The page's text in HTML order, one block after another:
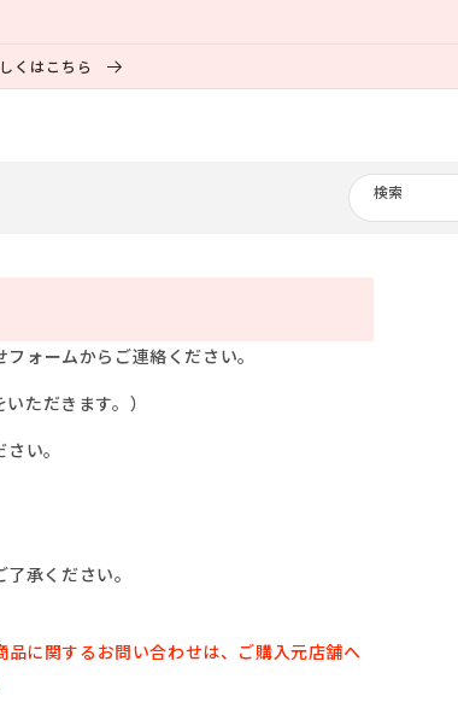
くはこちら
検索
ォームからご連絡ください。
ただきます。）
い。
承ください。
に関するお問い合わせは、 ご購入元店舗へ